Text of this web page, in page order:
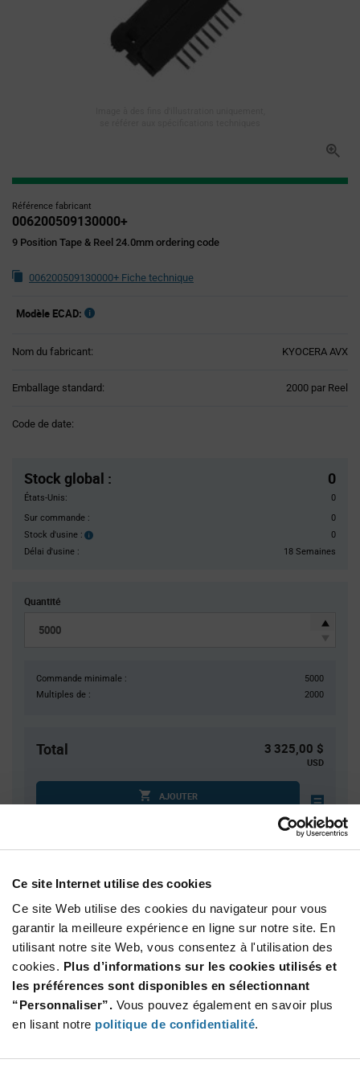
Ce site Internet utilise des cookies
Ce site Web utilise des cookies du navigateur pour vous
garantir la meilleure expérience en ligne sur notre site. En
utilisant notre site Web, vous consentez à l'utilisation des
cookies. Plus d’informations sur les cookies utilisés et
les préférences sont disponibles en sélectionnant
“Personnaliser”. Vous pouvez également en savoir plus
en lisant notre politique de confidentialité.
Référence fabricant
006200509130000+
9 Position Tape & Reel 24.0mm ordering code
006200509130000+ Fiche technique
Modèle ECAD:
Nom du fabricant: KYOCERA AVX
Emballage standard: 2000 par Reel
Code de date:
Stock global : 0
États-Unis:
0
Sur commande :
0
Stock d'usine :
Stock
0
Délai d'usine :
18 Semaines
Quantité
Commande minimale :
5000
Multiples de :
2000
Total 3 325,00 $
USD
AJOUTER
d’expédition vers les États-Unis. Une estimation des droits
tarifaires sera dans ce cas calculée au moment du
Quantité Prix unitaire
2 000+ $0.665
Product
Variant
Information
Emballages disponibles